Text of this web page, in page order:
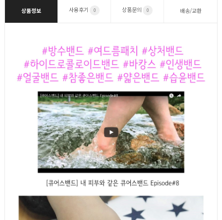
상품정보 사용후기 0 상품문의 0 배송/교환